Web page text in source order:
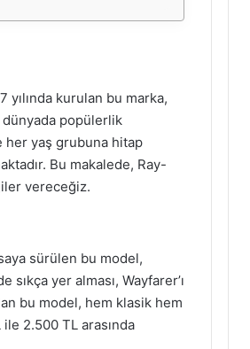
yılında kurulan bu marka,
popülerlik
her yaş grubuna hitap
Bu makalede, Ray-
vereceğiz.
sürülen bu model,
yer alması, Wayfarer’ı
bu model, hem klasik hem
2.500 TL arasında